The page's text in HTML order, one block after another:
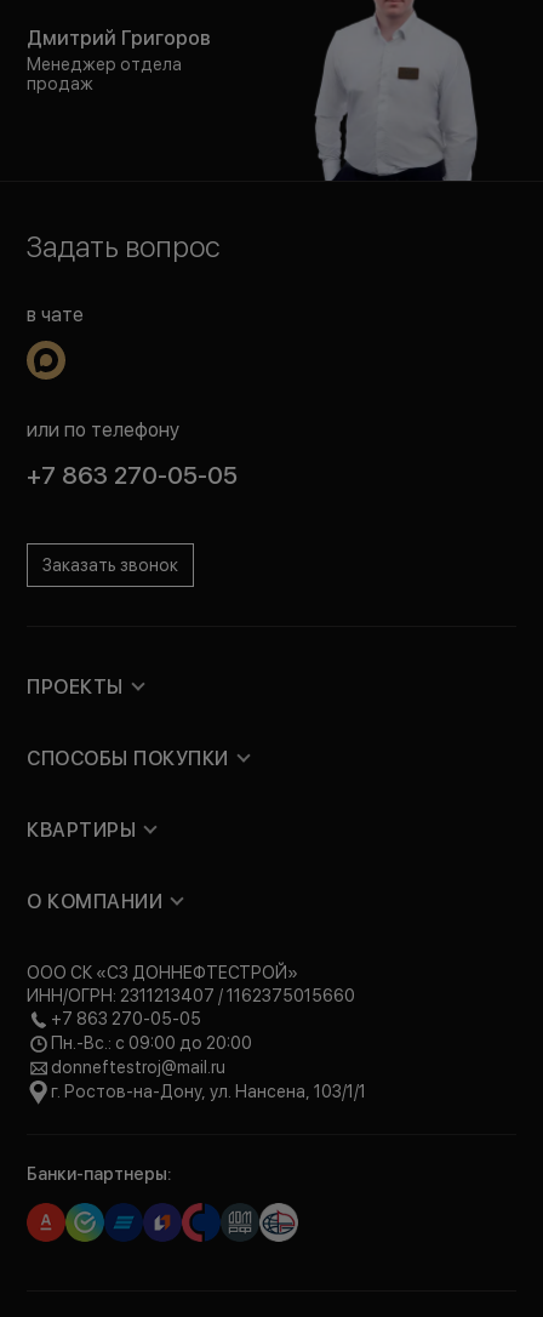
Дмитрий Григоров
Менеджер отдела
продаж
Задать вопрос
в чате
или по телефону
+7 863 270-05-05
Заказать звонок
ПРОЕКТЫ
СПОСОБЫ ПОКУПКИ
КВАРТИРЫ
О КОМПАНИИ
ООО СК «СЗ ДОННЕФТЕСТРОЙ»
ИНН/ОГРН: 2311213407 / 1162375015660
+7 863 270-05-05
Пн.-Вс.: с 09:00 до 20:00
donneftestroj@mail.ru
г. Ростов-на-Дону, ул. Нансена, 103/1/1
Банки-партнеры: